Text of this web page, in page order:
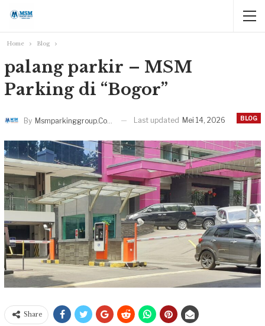
Home Blog
palang parkir – MSM
Parking di “Bogor”
BLOG
By Msmparkinggroup.com Last updated Mei 14, 2026
Share